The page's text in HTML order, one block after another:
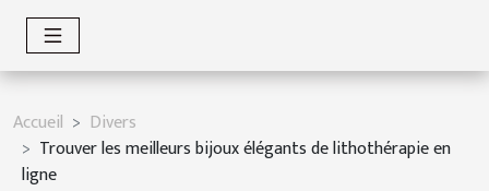
Accueil
Divers
Trouver les meilleurs bijoux élégants de lithothérapie en
ligne